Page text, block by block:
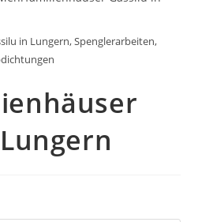
in Lungern, Spenglerarbeiten,